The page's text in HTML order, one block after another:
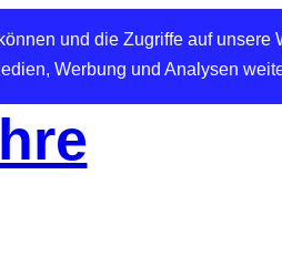
und die Zugriffe auf unsere
Werbung und Analysen